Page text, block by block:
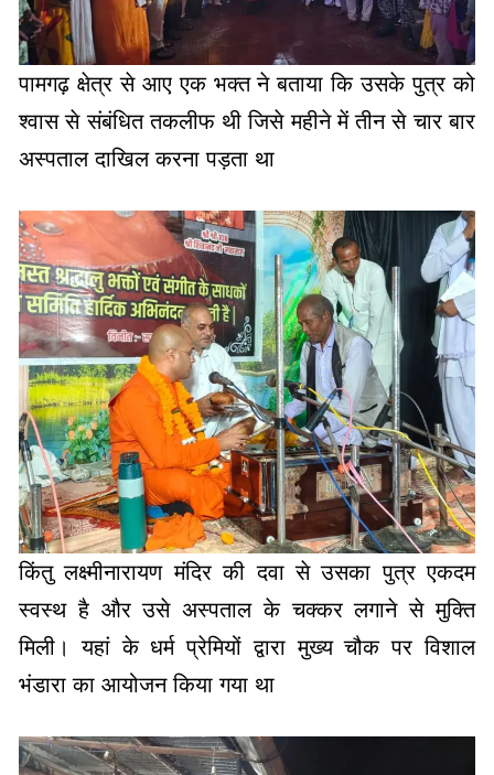
पामगढ़ क्षेत्र से आए एक भक्त ने बताया कि उसके पुत्र को
श्वास से संबंधित तकलीफ थी जिसे महीने में तीन से चार बार
अस्पताल दाखिल करना पड़ता था
किंतु लक्ष्मीनारायण मंदिर की दवा से उसका पुत्र एकदम
स्वस्थ है और उसे अस्पताल के चक्कर लगाने से मुक्ति
मिली। यहां के धर्म प्रेमियों द्वारा मुख्य चौक पर विशाल
भंडारा का आयोजन किया गया था